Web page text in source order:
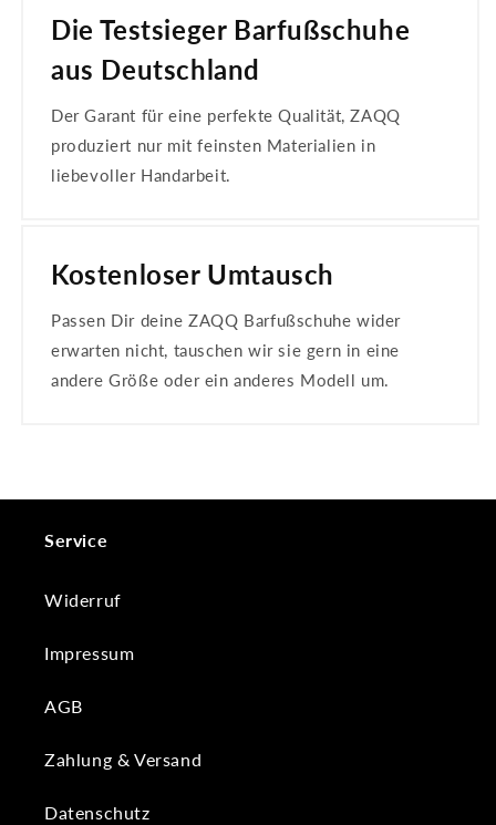
Die Testsieger Barfußschuhe
aus Deutschland
Der Garant für eine perfekte Qualität, ZAQQ
produziert nur mit feinsten Materialien in
liebevoller Handarbeit.
Kostenloser Umtausch
Passen Dir deine ZAQQ Barfußschuhe wider
erwarten nicht, tauschen wir sie gern in eine
andere Größe oder ein anderes Modell um.
Service
Widerruf
Impressum
AGB
Zahlung & Versand
Datenschutz